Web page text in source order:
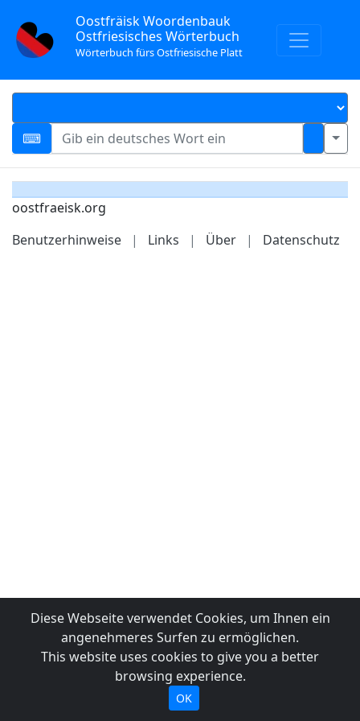
Oostfräisk Woordenbauk
Ostfriesisches Wörterbuch
Wörterbuch fürs Ostfriesische Platt
oostfraeisk.org
Benutzerhinweise
| Links | Über | Datenschutz
Diese Webseite verwendet Cookies, um Ihnen ein
angenehmeres Surfen zu ermöglichen.
This website uses cookies to give you a better
browsing experience.
OK